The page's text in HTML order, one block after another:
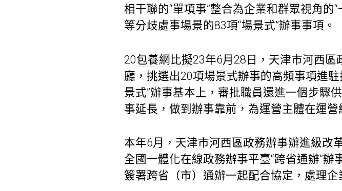
相干聯的“單項事”整合為企業和群眾視角的
等分歧處事場景的83項“場景式”辦事事項。
20包養網比擬23年6月28日，天津市河西區
廳，挑選出20項場景式辦事的高頻事項進
景式”辦事基本上，審批職員還進一個步驟
事延長，做到辦事靠前，為運營主體在運
本年6月，天津市河西區政務辦事辦進級改
全國一體化在線政務辦事平臺“跨省通辦”
簽署跨省（市）通辦一起配合協定，處理企